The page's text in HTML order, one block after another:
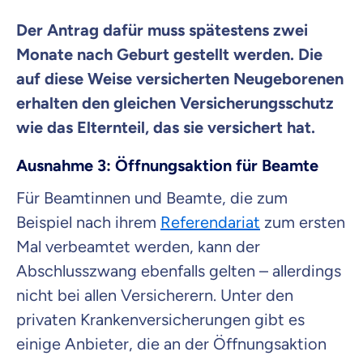
Der Antrag dafür muss spätestens zwei
Monate nach Geburt gestellt werden. Die
auf diese Weise versicherten Neugeborenen
erhalten den gleichen Versicherungsschutz
wie das Elternteil, das sie versichert hat.
Ausnahme 3: Öffnungsaktion für Beamte
Für Beamtinnen und Beamte, die zum
Beispiel nach ihrem Referendariat zum ersten
Mal verbeamtet werden, kann der
Abschlusszwang ebenfalls gelten – allerdings
nicht bei allen Versicherern. Unter den
privaten Krankenversicherungen gibt es
einige Anbieter, die an der Öffnungsaktion